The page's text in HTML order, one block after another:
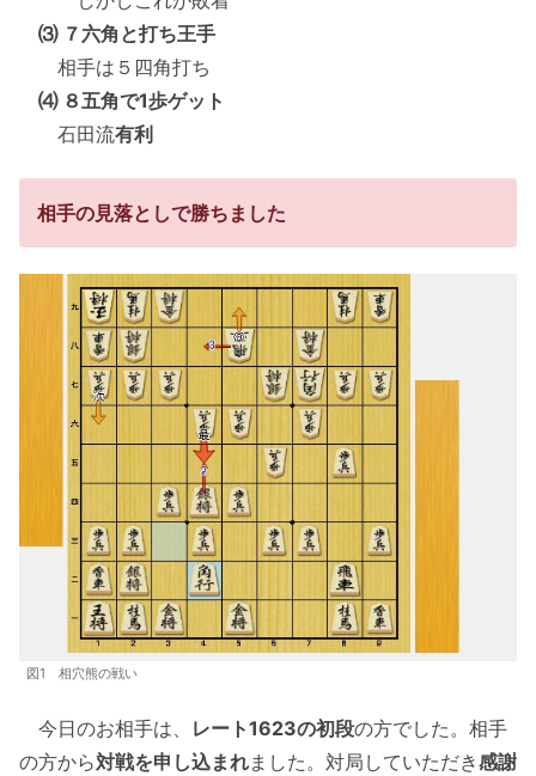
⑶ ７六角と打ち王手
相手は５四角打ち
⑷ ８五角で1歩ゲット
石田流有利
相手の見落としで勝ちました
図1 相穴熊の戦い
今日のお相手は、 レート1623の初段の方でした。相手
の方から対戦を申し込まれました。対局していただき感謝